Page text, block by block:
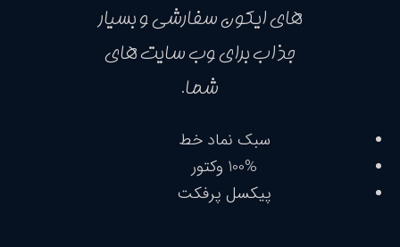
های ایکون سفارشی و بسیار
جذاب برای وب سایت های
سبک نماد خط
پیکسل پرفکت